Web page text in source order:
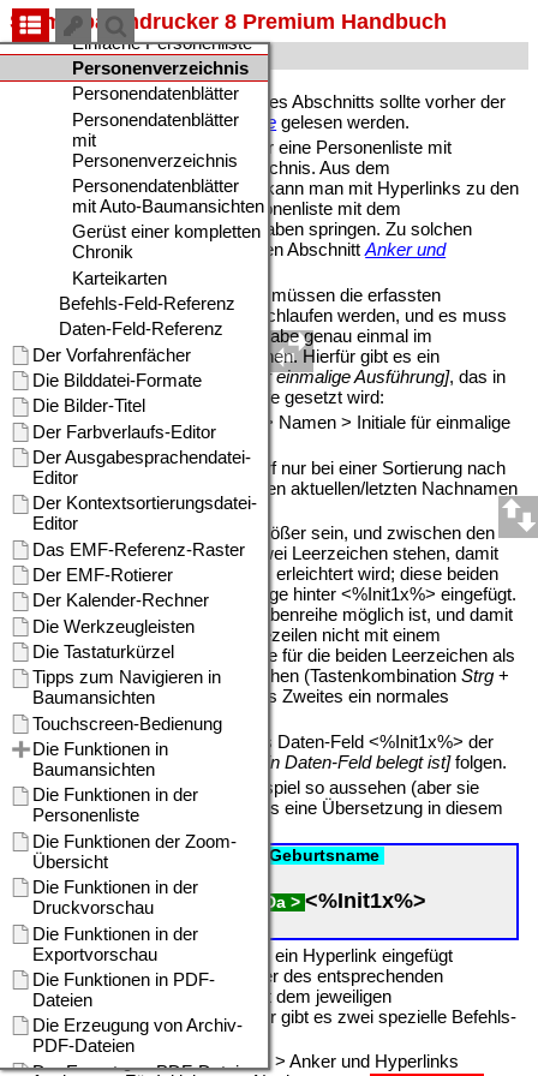
Stammbaumdrucker 8 Premium Handbuch
Personenverzeichnis
Zum leichteren Verständnis dieses Abschnitts sollte vorher der
AbschnittEinfache Personenliste gelesen werden.
Als Personenverzeichnis gilt hier eine Personenliste mit
zusätzlichem Buchstabenverzeichnis. Aus dem
Buchstabenverzeichnis heraus kann man mit Hyperlinks zu den
Ankern der Abschnitte der Personenliste mit dem
entsprechenden Anfangsbuchstaben springen. Zu solchen
Verknüpfungen lesen Sie bitte den AbschnittAnker und
Hyperlinks.
Für das Buchstabenverzeichnis müssen die erfassten
Datensätze in einer Schleife durchlaufen werden, und es muss
jeder auftretende Anfangsbuchstabe genau einmal im
Buchstabenverzeichnis erscheinen. Hierfür gibt es ein
spezielles Daten-Feld[Initiale für einmalige Ausführung], das in
eine Datensatznummern-Schleife gesetzt wird:
• Menü Einfügen > Daten-Feld > Namen > Initiale für einmalige
Ausgabe: <%Init1x%>
Das Daten-Feld <%Init1x%> darf nur bei einer Sortierung nach
den Geburtsnamen oder nach den aktuellen/letzten Nachnamen
eingesetzt werden.
Die Buchstaben sollten etwas größer sein, und zwischen den
einzelnen Buchstaben sollten zwei Leerzeichen stehen, damit
später das Klicken mit der Maus erleichtert wird; diese beiden
Leerzeichen werden in der Vorlage hinter <%Init1x%> eingefügt.
Damit ein Umbruch der Buchstabenreihe möglich ist, und damit
bei so einem Umbruch die Folgezeilen nicht mit einem
Leerzeichen beginnen, geben Sie für die beiden Leerzeichen als
Erstes ein geschütztes Leerzeichen (TastenkombinationStrg +
Umschalt+Leerzeichen
) und als Zweites ein normales
Leerzeichen ein.
Aus internen Gründen muss das Daten-Feld <%Init1x%> der
Bedingung[Wenn mindestens ein Daten-Feld belegt ist]folgen.
Die Vorlage würde nun zum Beispiel so aussehen (aber sie
funktioniert so noch nicht, sodass eine Übersetzung in diesem
Zwischenzustand sinnlos wäre):
AlleDsNrnFamilienDatei
SortGeburtsname
SortNachnameKontext
FürDsNrnTu > WennMin1DFDa ><%Init1x%>
< EndeWenn
Nun muss für jeden Buchstaben ein Hyperlink eingefügt
werden, der später zu dem Anker des entsprechenden
Abschnitts der Personenliste mit dem jeweiligen
Anfangsbuchstaben führt. Hierfür gibt es zwei spezielle Befehls-
Felder:
• Menü Einfügen > Befehls-Feld > Anker und Hyperlinks